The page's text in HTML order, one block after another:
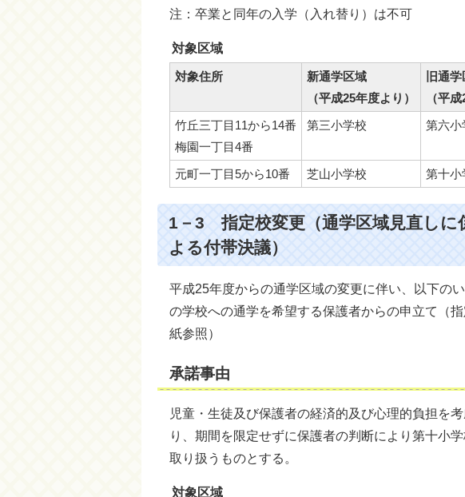
注：卒業と同年の入学（入れ替り）は不可
対象区域
対象住所
新通学区域
（平成25年度より）
旧通
（平
竹丘三丁目11から14番
梅園一丁目4番
第三小学校 第六小
元町一丁目5から10番 芝山小学校 第十小
1－3 指定校変更（通学区域見直しに
よる付帯決議）
平成25年度からの通学区域の変更に伴い、以下の
の学校への通学を希望する保護者からの申立て（
紙参照）
承諾事由
児童・生徒及び保護者の経済的及び心理的負担を
り、期間を限定せずに保護者の判断により第十小
取り扱うものとする。
対象区域